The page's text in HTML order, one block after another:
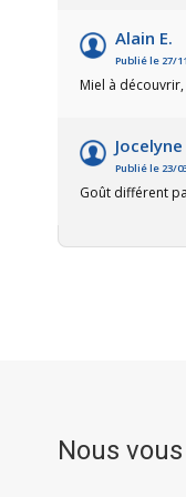
Alain E.
Publié le 27/
Miel à
Jocelyne
Publié le 23/
Goût différent
Nous